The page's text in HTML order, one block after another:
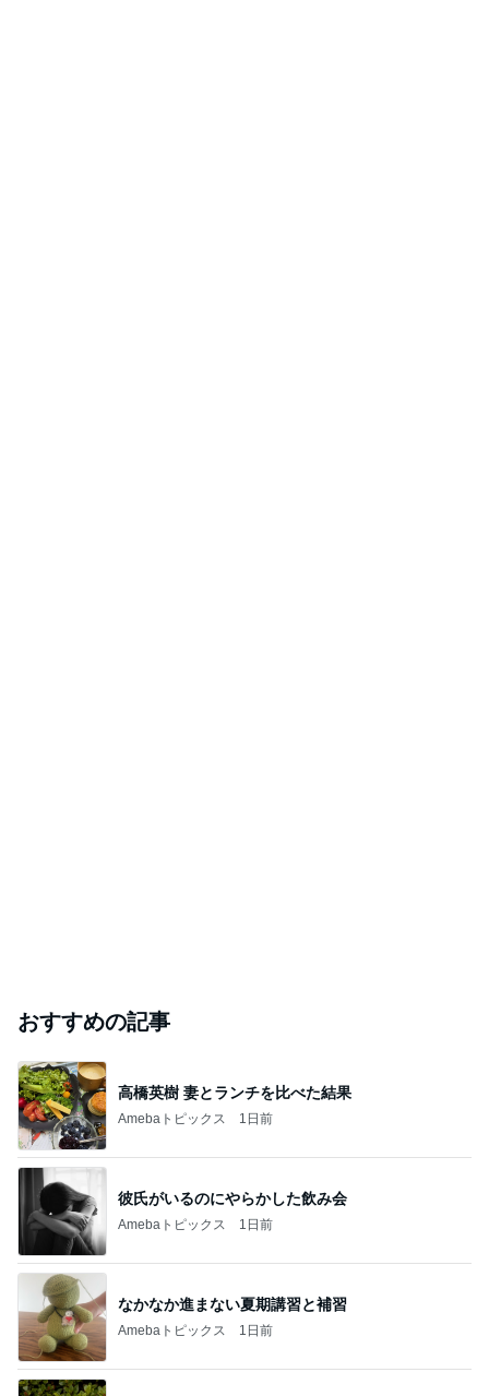
おすすめの記事
高橋英樹 妻とランチを比べた結果
Amebaトピックス 1日前
彼氏がいるのにやらかした飲み会
Amebaトピックス 1日前
なかなか進まない夏期講習と補習
Amebaトピックス 1日前